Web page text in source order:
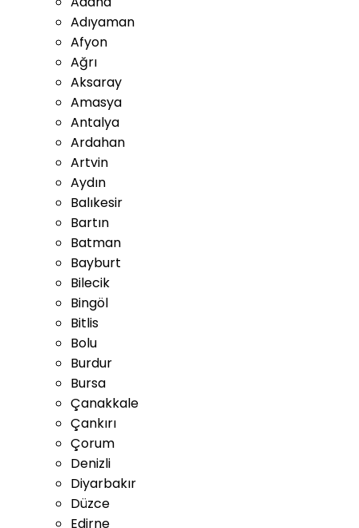
Adıyaman
Afyon
Ağrı
Aksaray
Amasya
Antalya
Ardahan
Artvin
Aydın
Balıkesir
Bartın
Batman
Bayburt
Bilecik
Bingöl
Bitlis
Bolu
Burdur
Bursa
Çanakkale
Çankırı
Çorum
Denizli
Diyarbakır
Düzce
Edirne